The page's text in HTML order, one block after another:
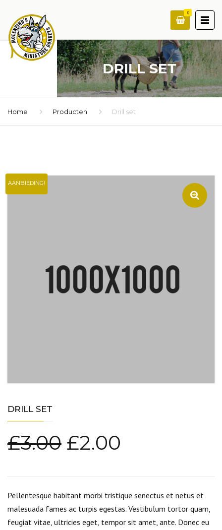
0
DRILL SET
Home Producten Drill set
AANBIEDING!
DRILL SET
£3.00 £2.00
Pellentesque habitant morbi tristique senectus et netus et
malesuada fames ac turpis egestas. Vestibulum tortor quam,
feugiat vitae, ultricies eget, tempor sit amet, ante. Donec eu